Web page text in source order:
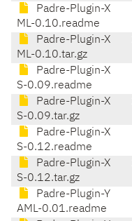
Padre-Plugin-X
ML-0.10.readme
Padre-Plugin-X
ML-0.10.tar.gz
Padre-Plugin-X
S-0.09.readme
Padre-Plugin-X
S-0.09.tar.gz
Padre-Plugin-X
S-0.12.readme
Padre-Plugin-X
S-0.12.tar.gz
Padre-Plugin-Y
AML-0.01.readme